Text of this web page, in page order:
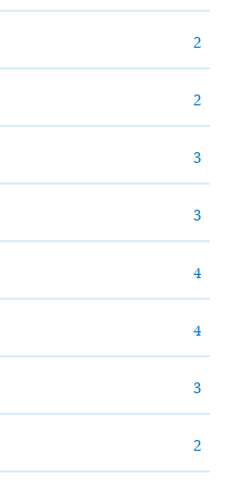
2
2
3
3
4
4
3
2